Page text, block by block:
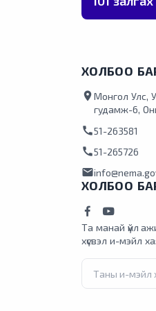
ХОЛБОО
location_onМонгол Улс,
гудамж-6,
call51-263581
call51-265726
mail
ХОЛБОО
Та манай үйл
хүсвэл и-мэйл